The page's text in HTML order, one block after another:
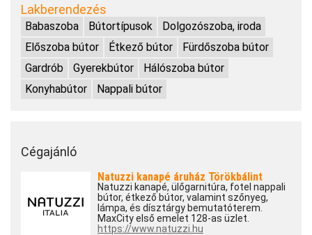
Lakberendezés
Babaszoba Bútortípusok
Dolgozószoba, iroda
Előszoba bútor
Étkező bútor
Fürdőszoba bútor
Gardrób
Gyerekbútor
Hálószoba bútor
Konyhabútor
Nappali bútor
Cégajánló
Natuzzi kanapé áruház Törökbálint
Natuzzi kanapé, ülőgarnitúra, fotel nappali
bútor, étkező bútor, valamint szőnyeg,
lámpa, és dísztárgy bemutatóterem.
MaxCity első emelet 128-as üzlet.
https://www.natuzzi.hu